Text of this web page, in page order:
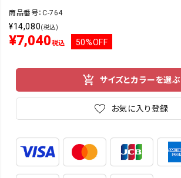
商品番号：C-764
¥14,080(税込)
¥7,040税込 50%OFF
サイズとカラーを選ぶ
お気に入り登録